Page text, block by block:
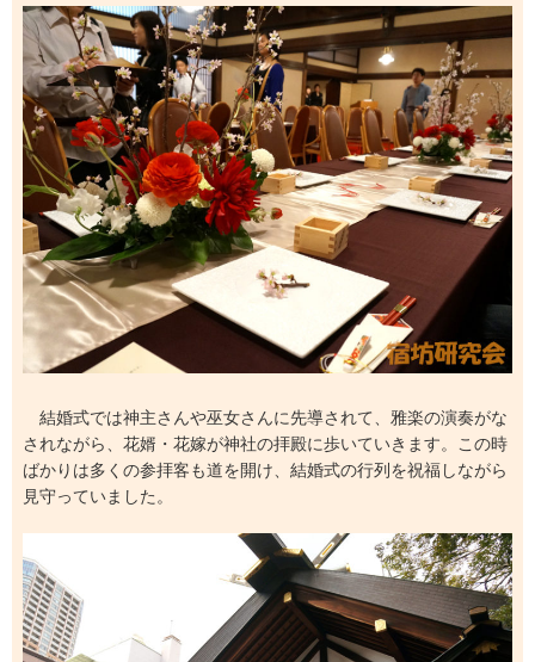
結婚式では神主さんや巫女さんに先導されて、雅楽の演奏がな
されながら、花婿・花嫁が神社の拝殿に歩いていきます。この時
ばかりは多くの参拝客も道を開け、結婚式の行列を祝福しながら
見守っていました。